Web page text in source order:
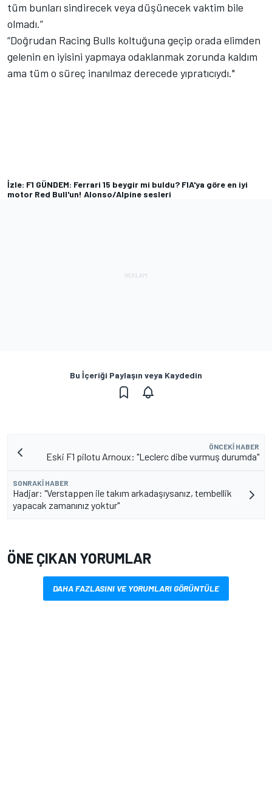
tüm bunları sindirecek veya düşünecek vaktim bile
olmadı.”
“Doğrudan Racing Bulls koltuğuna geçip orada elimden
gelenin en iyisini yapmaya odaklanmak zorunda kaldım
ama tüm o süreç inanılmaz derecede yıpratıcıydı."
İzle: F1 GÜNDEM: Ferrari 15 beygir mi buldu? FIA'ya göre en iyi
motor Red Bull'un! Alonso/Alpine sesleri
Bu İçeriği Paylaşın veya Kaydedin
ÖNCEKI HABER
Eski F1 pilotu Arnoux: "Leclerc dibe vurmuş durumda"
SONRAKI HABER
Hadjar: "Verstappen ile takım arkadaşıysanız, tembellik
yapacak zamanınız yoktur"
ÖNE ÇIKAN YORUMLAR
DAHA FAZLASINI VE YORUMLARI GÖRÜNTÜLE